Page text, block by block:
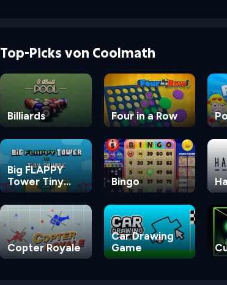
Top-Picks von Coolmath
Billiards Four in a Row
Big FLAPPY
Tower Tiny
Square
Bingo
Copter Royale
Car Drawing
Game